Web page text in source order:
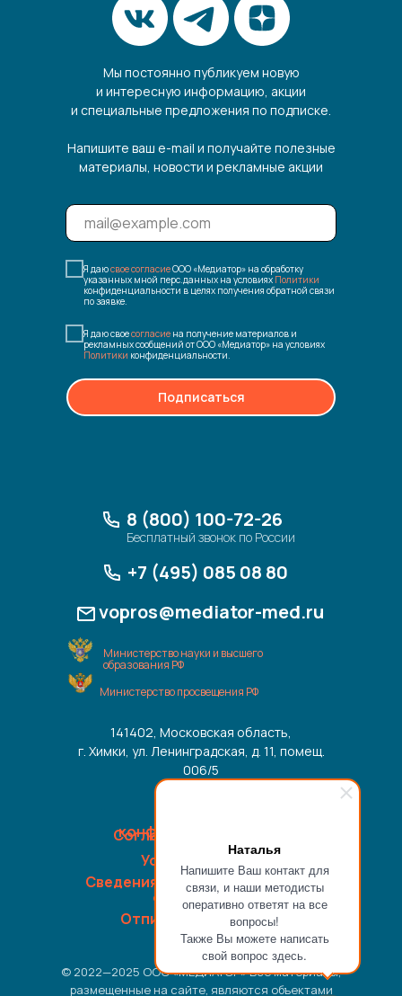
Наталья
Напишите Ваш контакт для
связи, и наши методисты
оперативно ответят на все
вопросы!
Также Вы можете написать
свой вопрос здесь.
Мы постоянно публикуем новую
и интересную информацию, акции
и специальные предложения по подписке.
Напишите ваш e-mail и получайте полезные
материалы, новости и рекламные акции
конфиденциальности
Я даюсвое согласиеООО «Медиатор» на обработку
указанных мной перс.данных на условиях Политики
конфиденциальности в целях получения обратной связи
по заявке.
Я даю своесогласие на получение материалов и
рекламных сообщений от ООО «Медиатор» на условиях
Политики конфиденциальности.
Подписаться
© 2022—2025 ООО «МЕДИАТОР» Все материалы,
размещенные на сайте, являются объектами
8 (800) 100-72-26
Бесплатный звонок по России
vopros@mediator-med.ru
141402, Московская область,
г. Химки, ул. Ленинградская, д. 11, помещ.
006/5
Условия оплаты
Согласие на обработку
+7 (495) 085 08 80
Министерство науки и высшего
образования РФ
Министерство просвещения РФ
Сведения об образовательной
организации
Отписка от рассылки